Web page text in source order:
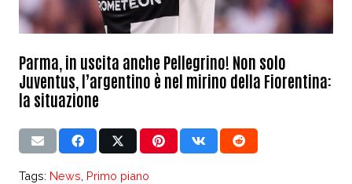
Parma, in uscita anche Pellegrino! Non solo
Juventus, l’argentino è nel mirino della Fiorentina:
la situazione
Tags: News Primo piano